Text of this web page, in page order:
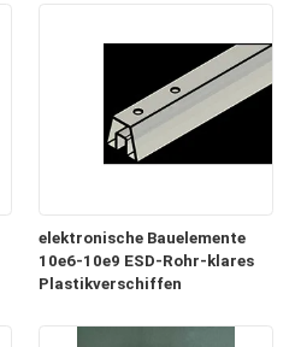
elektronische Bauelemente
10e6-10e9 ESD-Rohr-klares
Plastikverschiffen